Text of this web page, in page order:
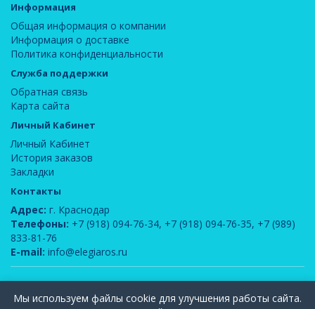
Информация
Общая информация о компании
Информация о доставке
Политика конфиденциальности
Служба поддержки
Обратная связь
Карта сайта
Личный Кабинет
Личный Кабинет
История заказов
Закладки
Контакты
Адрес: г. Краснодар
Телефоны: +7 (918) 094-76-34, +7 (918) 094-76-35, +7 (989)
833-81-76
E-mail: info@elegiaros.ru
Вся информация, содержащаяся на данном сайте, является интеллектуальной
Мы используем файлы cookie для улучшения работы сайта.